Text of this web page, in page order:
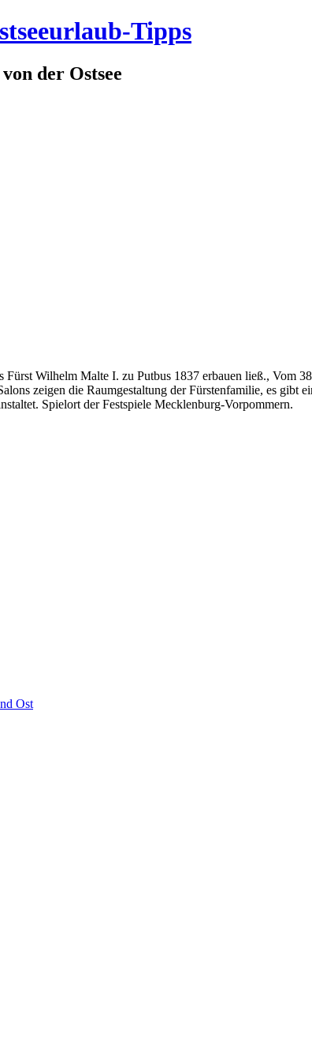
Tipps
der Ostsee
Fürst Wilhelm Malte I. zu Putbus 1837 erbauen ließ., Vom
zeigen die Raumgestaltung der Fürstenfamilie, es
Spielort der Festspiele Mecklenburg-Vorpommern.
Ost